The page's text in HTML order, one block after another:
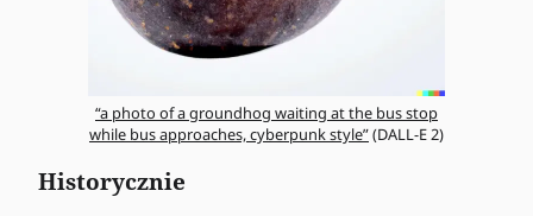
“a photo of a groundhog waiting at the bus stop
while bus approaches, cyberpunk style”(DALL-E 2)
Historycznie